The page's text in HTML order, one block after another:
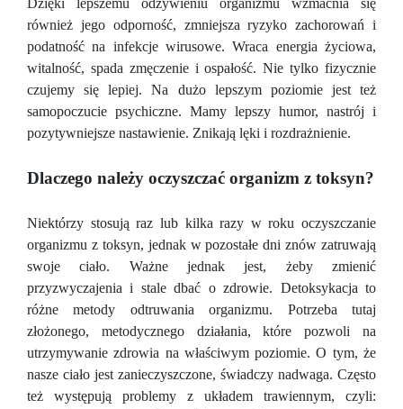
Dzięki lepszemu odżywieniu organizmu wzmacnia się
również jego odporność, zmniejsza ryzyko zachorowań i
podatność na infekcje wirusowe. Wraca energia życiowa,
witalność, spada zmęczenie i ospałość. Nie tylko fizycznie
czujemy się lepiej. Na dużo lepszym poziomie jest też
samopoczucie psychiczne. Mamy lepszy humor, nastrój i
pozytywniejsze nastawienie. Znikają lęki i rozdrażnienie.
Dlaczego należy oczyszczać organizm z toksyn?
Niektórzy stosują raz lub kilka razy w roku oczyszczanie
organizmu z toksyn, jednak w pozostałe dni znów zatruwają
swoje ciało. Ważne jednak jest, żeby zmienić
przyzwyczajenia i stale dbać o zdrowie. Detoksykacja to
różne metody odtruwania organizmu. Potrzeba tutaj
złożonego, metodycznego działania, które pozwoli na
utrzymywanie zdrowia na właściwym poziomie. O tym, że
nasze ciało jest zanieczyszczone, świadczy nadwaga. Często
też występują problemy z układem trawiennym, czyli: